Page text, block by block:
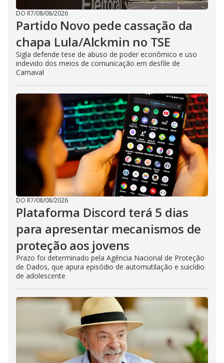
DO R7/08/08/2026
Partido Novo pede cassação da
chapa Lula/Alckmin no TSE
Sigla defende tese de abuso de poder econômico e uso
indevido dos meios de comunicação em desfile de
Carnaval
DO R7/08/08/2026
Plataforma Discord terá 5 dias
para apresentar mecanismos de
proteção aos jovens
Prazo foi determinado pela Agência Nacional de Proteção
de Dados, que apura episódio de automutilação e suicídio
de adolescente